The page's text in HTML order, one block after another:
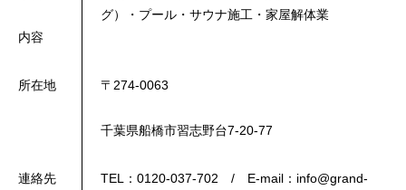
内容
グ）・プール・サウナ施工・家屋解体業
所在地 〒274-0063
千葉県船橋市習志野台7-20-77
連絡先
TEL：0120-037-702 / E-mail：info@grand-